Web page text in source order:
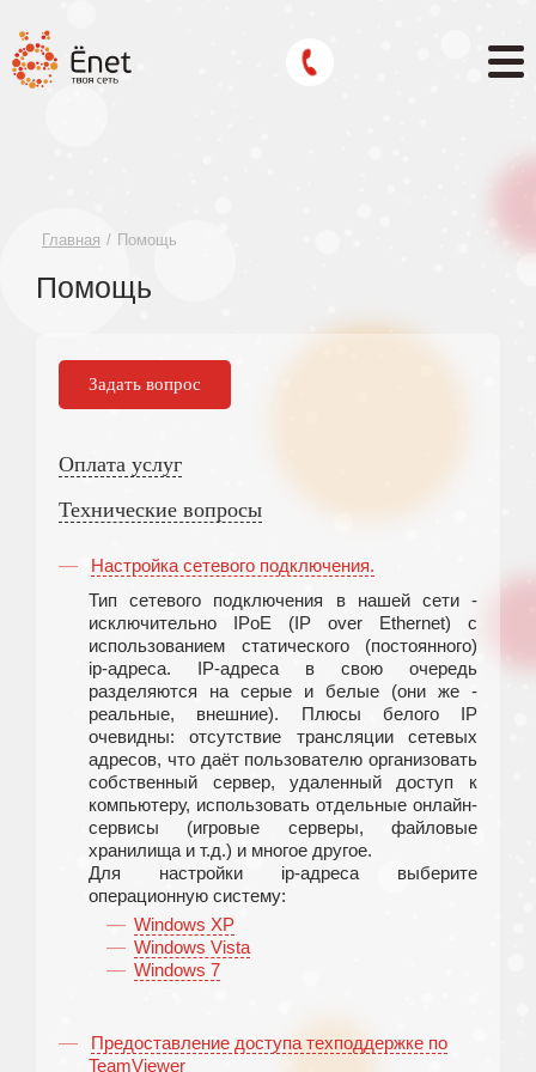
Главная Помощь
Помощь
Задать вопрос
Оплата услуг
Технические вопросы
Настройка сетевого подключения.
Тип сетевого подключения в нашей сети -
исключительно IPoE (IP over Ethernet) с
использованием статического (постоянного)
ip-адреса. IP-адреса в свою очередь
разделяются на серые и белые (они же -
реальные, внешние). Плюсы белого IP
очевидны: отсутствие трансляции сетевых
адресов, что даёт пользователю организовать
собственный сервер, удаленный доступ к
компьютеру, использовать отдельные онлайн-
сервисы (игровые серверы, файловые
хранилища и т.д.) и многое другое.
Для настройки ip-адреса выберите
операционную систему:
Windows XP
Windows Vista
Windows 7
Предоставление доступа техподдержке по
TeamViewer